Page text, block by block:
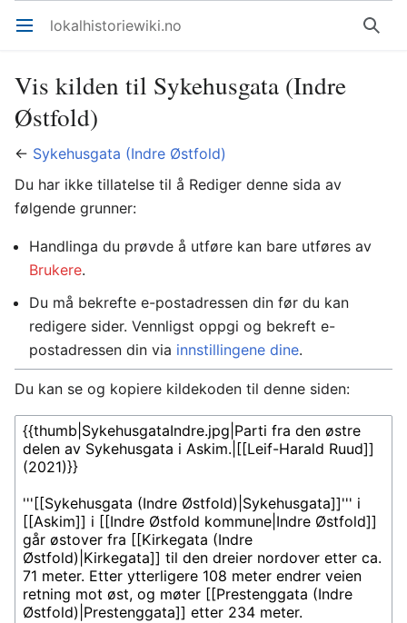
Åpne hovedmenyen lokalhistoriewiki.no Søk
Vis kilden til Sykehusgata (Indre
Østfold)
← Sykehusgata (Indre Østfold)
Du har ikke tillatelse til å Rediger denne sida av
følgende grunner:
Handlinga du prøvde å utføre kan bare utføres av
Brukere.
Du må bekrefte e-postadressen din før du kan
redigere sider. Vennligst oppgi og bekreft e-
postadressen din via innstillingene dine.
Du kan se og kopiere kildekoden til denne siden: